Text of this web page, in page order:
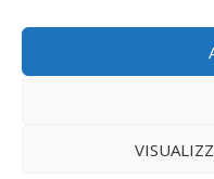
Giochi DBC